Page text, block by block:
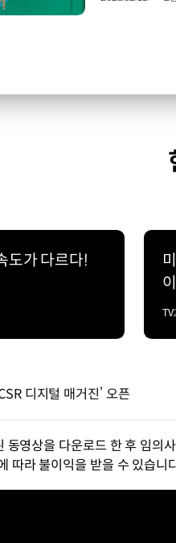
도가 다르다!
TV
디지털 매거진’ 오픈
동영상을 다운로드 한 후 임의
따라 불이익을 받을 수 있습니